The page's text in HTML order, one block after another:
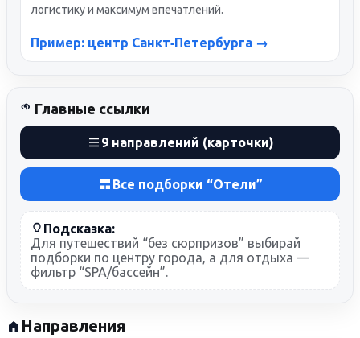
логистику и максимум впечатлений.
Пример: центр Санкт‑Петербурга →
Главные ссылки
9 направлений (карточки)
Все подборки “Отели”
Подсказка:
Для путешествий “без сюрпризов” выбирай
подборки по центру города, а для отдыха —
фильтр “SPA/бассейн”.
Направления